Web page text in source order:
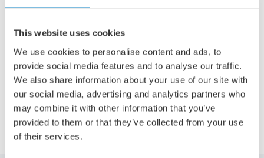
This website uses cookies
We use cookies to personalise content and ads, to
provide social media features and to analyse our traffic.
We also share information about your use of our site with
our social media, advertising and analytics partners who
may combine it with other information that you’ve
provided to them or that they’ve collected from your use
of their services.
Nieuwsbrief Nederland Maritiem Land
Delen via: